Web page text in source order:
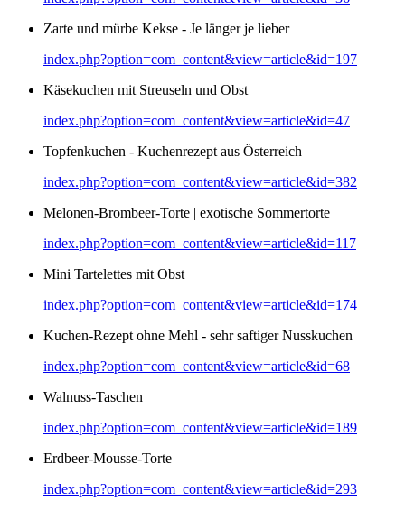
Zarte und mürbe Kekse - Je länger je lieber
index.php?option=com_content&view=article&id=197
Käsekuchen mit Streuseln und Obst
index.php?option=com_content&view=article&id=47
Topfenkuchen - Kuchenrezept aus Österreich
index.php?option=com_content&view=article&id=382
Melonen-Brombeer-Torte | exotische Sommertorte
index.php?option=com_content&view=article&id=117
Mini Tartelettes mit Obst
index.php?option=com_content&view=article&id=174
Kuchen-Rezept ohne Mehl - sehr saftiger Nusskuchen
index.php?option=com_content&view=article&id=68
Walnuss-Taschen
index.php?option=com_content&view=article&id=189
Erdbeer-Mousse-Torte
index.php?option=com_content&view=article&id=293